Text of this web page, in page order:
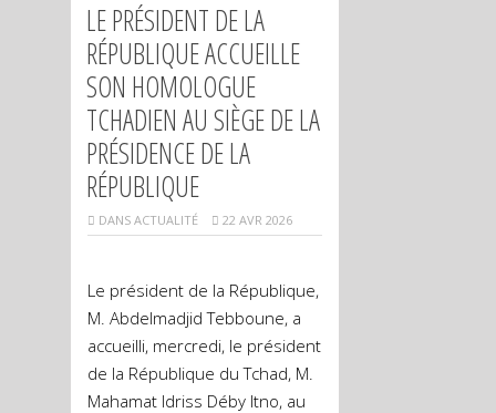
LE PRÉSIDENT DE LA
RÉPUBLIQUE ACCUEILLE
SON HOMOLOGUE
TCHADIEN AU SIÈGE DE LA
PRÉSIDENCE DE LA
RÉPUBLIQUE
DANS ACTUALITÉ 22 AVR 2026
Le président de la République,
M. Abdelmadjid Tebboune, a
accueilli, mercredi, le président
de la République du Tchad, M.
Mahamat Idriss Déby Itno, au